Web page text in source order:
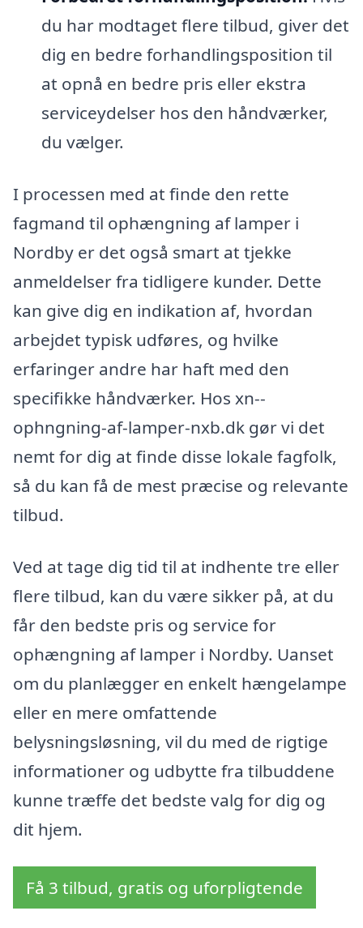
du har modtaget flere tilbud, giver det
dig en bedre forhandlingsposition til
at opnå en bedre pris eller ekstra
serviceydelser hos den håndværker,
du vælger.
I processen med at finde den rette
fagmand til ophængning af lamper i
Nordby er det også smart at tjekke
anmeldelser fra tidligere kunder. Dette
kan give dig en indikation af, hvordan
arbejdet typisk udføres, og hvilke
erfaringer andre har haft med den
specifikke håndværker. Hos xn--
ophngning-af-lamper-nxb.dk gør vi det
nemt for dig at finde disse lokale fagfolk,
så du kan få de mest præcise og relevante
tilbud.
Ved at tage dig tid til at indhente tre eller
flere tilbud, kan du være sikker på, at du
får den bedste pris og service for
ophængning af lamper i Nordby. Uanset
om du planlægger en enkelt hængelampe
eller en mere omfattende
belysningsløsning, vil du med de rigtige
informationer og udbytte fra tilbuddene
kunne træffe det bedste valg for dig og
dit hjem.
Få 3 tilbud, gratis og uforpligtende